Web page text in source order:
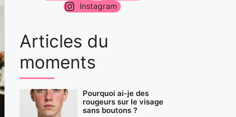
Instagram
Articles du
moments
Pourquoi ai-je des
rougeurs sur le visage
sans boutons ?